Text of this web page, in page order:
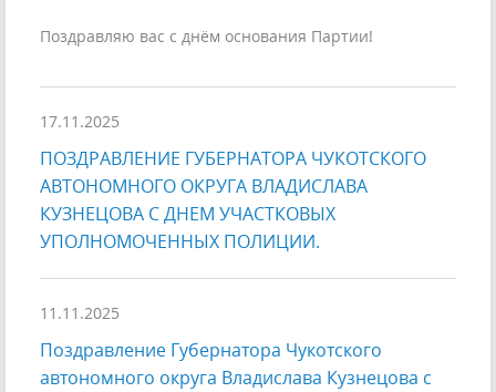
Поздравляю вас с днём основания Партии!
17.11.2025
ПОЗДРАВЛЕНИЕ ГУБЕРНАТОРА ЧУКОТСКОГО
АВТОНОМНОГО ОКРУГА ВЛАДИСЛАВА
КУЗНЕЦОВА С ДНЕМ УЧАСТКОВЫХ
УПОЛНОМОЧЕННЫХ ПОЛИЦИИ.
11.11.2025
Поздравление Губернатора Чукотского
автономного округа Владислава Кузнецова с